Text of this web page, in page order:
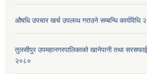
औषधि उपचार खर्च उपलव्ध गराउने सम्बन्धि कार्यविधि
तुलसीपुर उपमहानगरपालिकाको खानेपानी तथा
२०८०